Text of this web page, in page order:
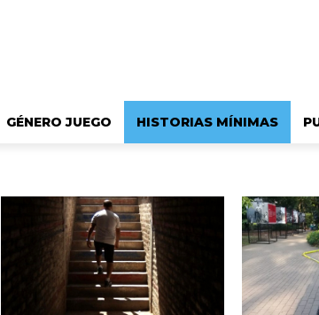
GÉNERO JUEGO HISTORIAS MÍNIMAS